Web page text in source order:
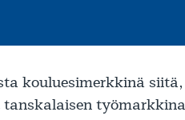
kouluesimerkkinä